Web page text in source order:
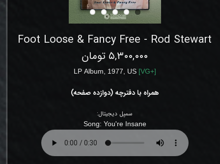
Foot Loose & Fancy Free - Rod Stewart
۵,۳۰۰,۰۰۰ تومان
LP Album 1977, US [VG+]
همراه با دفترچه (دوازده صفحه‌)
سمپل دیجیتال:
Song: You're Insane